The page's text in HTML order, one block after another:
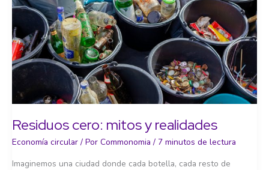
Residuos cero: mitos y realidades
Economía circular / Por Commonomia / 7 minutos de lectura
Imaginemos una ciudad donde cada botella, cada resto de